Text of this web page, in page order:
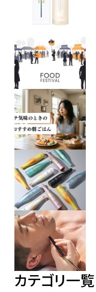
カテゴリ一覧